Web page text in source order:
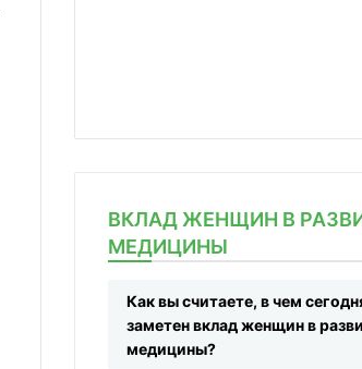
ВКЛАД ЖЕНЩИН В
МЕДИЦИНЫ
Как вы считаете, в чем
заметен вклад женщин в
медицины?